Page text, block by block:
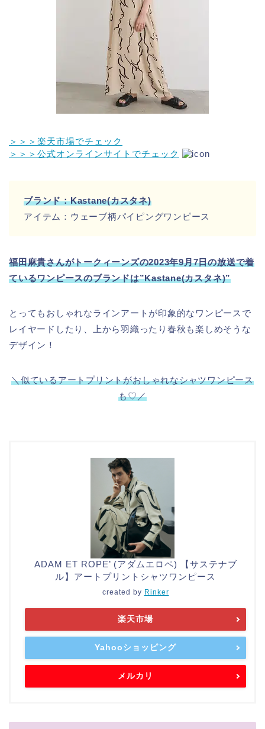
＞＞＞楽天市場でチェック
＞＞＞公式オンラインサイトでチェック
ブランド：Kastane(カスタネ)
アイテム：ウェーブ柄パイピングワンピース
福田麻貴さんがトークィーンズの2023年9月7日の放送で着
ているワンピースのブランドは”Kastane(カスタネ)”
とってもおしゃれなラインアートが印象的なワンピースで
レイヤードしたり、上から羽織ったり春秋も楽しめそうな
デザイン！
＼似ているアートプリントがおしゃれなシャツワンピース
も♡／
ADAM ET ROPE’ (アダムエロペ) 【サステナブ
ル】アートプリントシャツワンピース
created by Rinker
楽天市場
Yahooショッピング
メルカリ